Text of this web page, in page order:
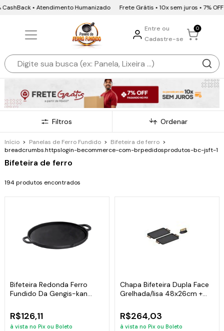
• Atendimento Humanizado Frete Grátis • 10x sem juros • 7% OFF Pix e
Entre ou
Cadastre-se
0
Filtros Ordenar
Início > Panelas de Ferro Fundido > Bifeteira de ferro >
breadcrumbs.httpslogin-becommerce-com-brpedidosprodutos-bc-jsft-1
Bifeteira de ferro
194 produtos encontrados
Bifeteira Redonda Ferro
Fundido Da Gengis-kan
R$126,11
à vista no Pix ou Boleto
Chapa Bifeteira Dupla Face
Grelhada/lisa 48x26cm +
R$264,03
à vista no Pix ou Boleto